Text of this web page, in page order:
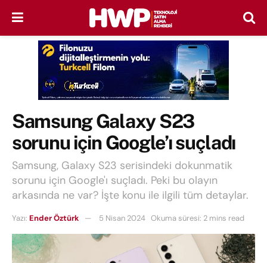
Samsung Galaxy S23
sorunu için Google’ı suçladı
Samsung, Galaxy S23 serisindeki dokunmatik
sorunu için Google'ı suçladı. Peki bu olayın
arkasında ne var? İşte konu ile ilgili tüm detaylar.
Yazı: Ender Öztürk 5 Nisan 2024 Okuma süresi: 2 mins read